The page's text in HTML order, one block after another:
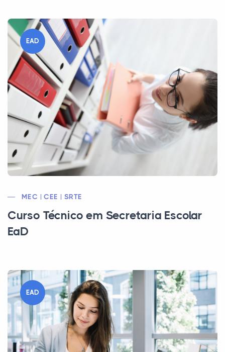
EAD
MEC | CEE | SRTE
Curso Técnico em Secretaria Escolar
EaD
EAD